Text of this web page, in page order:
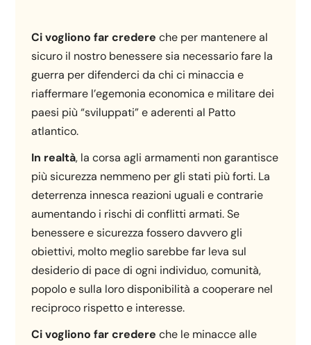
Ci vogliono far credere che per mantenere al
sicuro il nostro benessere sia necessario fare la
guerra per difenderci da chi ci minaccia e
riaffermare l’egemonia economica e militare dei
paesi più “sviluppati” e aderenti al Patto
atlantico.
In realtà, la corsa agli armamenti non garantisce
più sicurezza nemmeno per gli stati più forti. La
deterrenza innesca reazioni uguali e contrarie
aumentando i rischi di conflitti armati. Se
benessere e sicurezza fossero davvero gli
obiettivi, molto meglio sarebbe far leva sul
desiderio di pace di ogni individuo, comunità,
popolo e sulla loro disponibilità a cooperare nel
reciproco rispetto e interesse.
Ci vogliono far credere che le minacce alle